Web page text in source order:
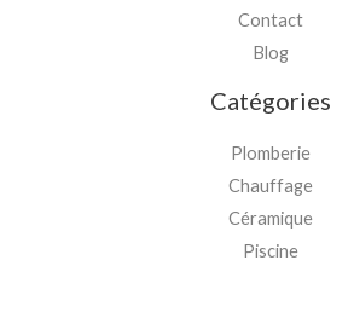
Contact
Blog
Catégories
Plomberie
Chauffage
Céramique
Piscine